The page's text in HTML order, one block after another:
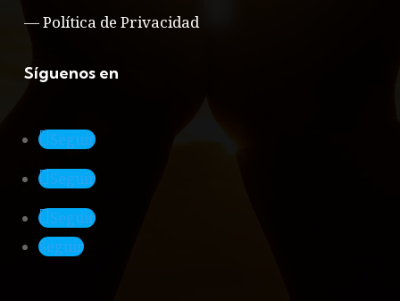
—Política de Privacidad
Síguenos en
Seguir
Seguir
Seguir
Seguir